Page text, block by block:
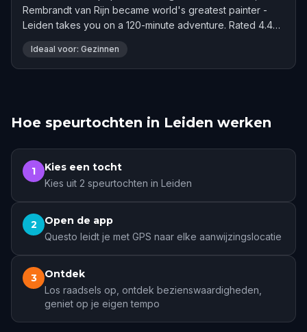
Rembrandt van Rijn became world's greatest painter -
Leiden takes you on a 120-minute adventure. Rated 4.4
stars by 44 players.
Ideaal voor: Gezinnen
Hoe speurtochten in Leiden werken
1 Kies een tocht
Kies uit 2 speurtochten in Leiden
2 Open de app
Questo leidt je met GPS naar elke aanwijzingslocatie
3 Ontdek
Los raadsels op, ontdek bezienswaardigheden,
geniet op je eigen tempo